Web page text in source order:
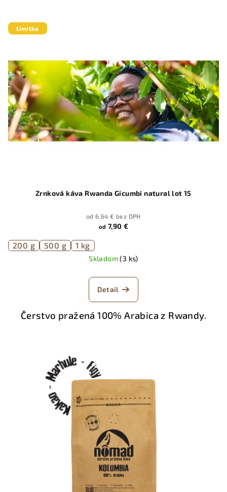
Limitka
Zrnková káva Rwanda Gicumbi natural lot 15
od 6,64 € bez DPH
od 7,90 €
200 g 500 g 1 kg
Skladom(3 ks)
Detail
Čerstvo pražená 100% Arabica z Rwandy.